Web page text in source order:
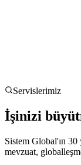
Servislerimiz
İşinizi
Sistem Global'ın
mevzuat,